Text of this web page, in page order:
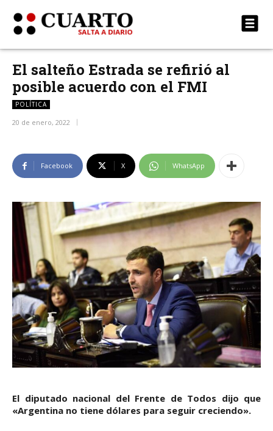
El salteño Estrada se refirió al
posible acuerdo con el FMI
POLÍTICA
20 de enero, 2022
Facebook X WhatsApp
El diputado nacional del Frente de Todos dijo que
«Argentina no tiene dólares para seguir creciendo».